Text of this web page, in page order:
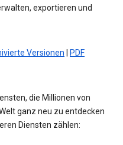
exportieren und
Versionen
PDF
die Millionen von
ganz neu zu entdecken
Diensten zählen: